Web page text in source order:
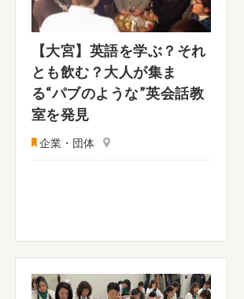
【大宮】英語を学ぶ？それ
とも飲む？大人が集ま
る“パブのような”英会話教
室を発見
企業・団体